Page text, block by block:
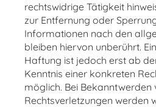
rechtswidrige Tätigkeit
zur Entfernung oder
Informationen nach den
bleiben hiervon unberührt.
Haftung ist jedoch erst ab
Kenntnis einer konkreten
möglich. Bei Bekanntwerden
Rechtsverletzungen werden